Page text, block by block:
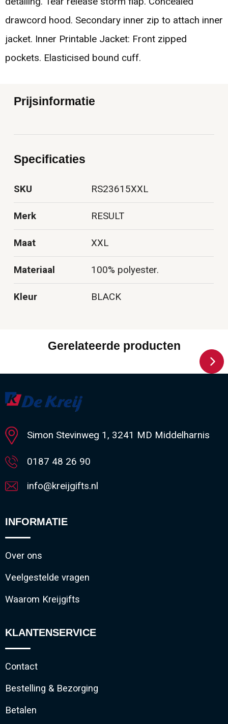
drawcord hood. Secondary inner zip to attach inner
jacket. Inner Printable Jacket: Front zipped
pockets. Elasticised bound cuff.
Prijsinformatie
Specificaties
SKU RS23615XXL
Merk RESULT
Maat XXL
Materiaal 100% polyester.
Kleur BLACK
Gerelateerde producten
Simon Stevinweg 1, 3241 MD Middelharnis
0187 48 26 90
info@kreijgifts.nl
INFORMATIE
Over ons
Veelgestelde vragen
Waarom Kreijgifts
KLANTENSERVICE
Contact
Bestelling & Bezorging
Betalen